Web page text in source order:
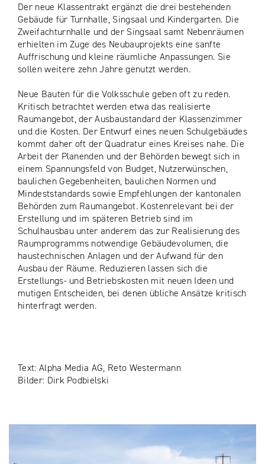
Der neue Klassentrakt ergänzt die drei bestehenden
Gebäude für Turnhalle, Singsaal und Kindergarten. Die
Zweifachturnhalle und der Singsaal samt Nebenräumen
erhielten im Zuge des Neubauprojekts eine sanfte
Auffrischung und kleine räumliche Anpassungen. Sie
sollen weitere zehn Jahre genutzt werden.
Neue Bauten für die Volksschule geben oft zu reden.
Kritisch betrachtet werden etwa das realisierte
Raumangebot, der Ausbaustandard der Klassenzimmer
und die Kosten. Der Entwurf eines neuen Schulgebäudes
kommt daher oft der Quadratur eines Kreises nahe. Die
Arbeit der Planenden und der Behörden bewegt sich in
einem Spannungsfeld von Budget, Nutzerwünschen,
baulichen Gegebenheiten, baulichen Normen und
Mindeststandards sowie Empfehlungen der kantonalen
Behörden zum Raumangebot. Kostenrelevant bei der
Erstellung und im späteren Betrieb sind im
Schulhausbau unter anderem das zur Realisierung des
Raumprogramms notwendige Gebäudevolumen, die
haustechnischen Anlagen und der Aufwand für den
Ausbau der Räume. Reduzieren lassen sich die
Erstellungs- und Betriebskosten mit neuen Ideen und
mutigen Entscheiden, bei denen übliche Ansätze kritisch
hinterfragt werden.
Text: Alpha Media AG, Reto Westermann
Bilder: Dirk Podbielski